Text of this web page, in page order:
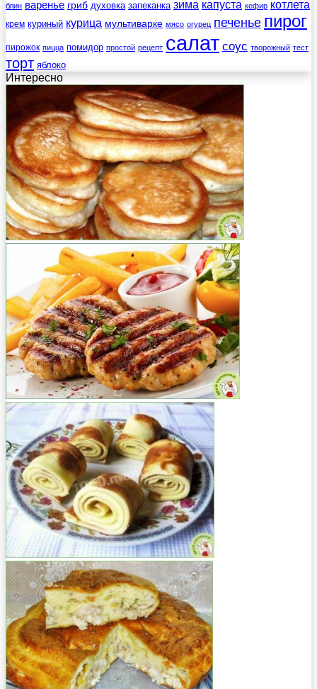
блин варенье гриб духовка запеканка зима капуста кефир котлета
крем куриный курица мультиварке мясо огурец печенье пирог
пирожок пицца помидор простой рецепт салат соус творожный тест
торт яблоко
Интересно